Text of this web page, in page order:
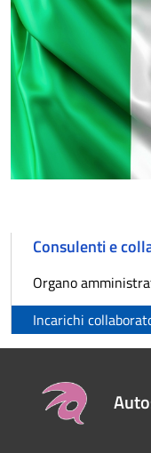
Consulenti e
Organo
Incarichi